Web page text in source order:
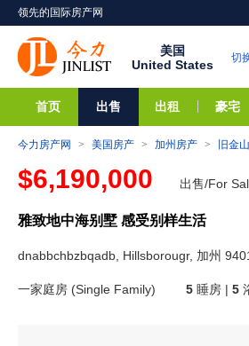
领先的国际房产网
美国
United States
切
首页 出售 出租 豪宅
今力房产网 > 美国房产 > 加州房产 > 旧金
$6,190,000 出售/For
雅致地中海别墅 感受别样生活
dnabbchbzbqadb, Hillsborougr, 加州
一家庭房 (Single Family) 5 睡房 | 5